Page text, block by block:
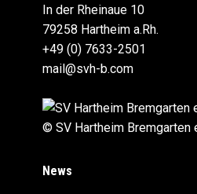
In der Rheinaue 10
79258 Hartheim a.Rh.
+49 (0) 7633-2501
mail@svh-b.com
© SV Hartheim Bremgarten
News